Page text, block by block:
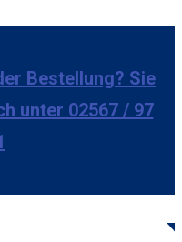
Bestellung? Sie
unter 02567 / 97